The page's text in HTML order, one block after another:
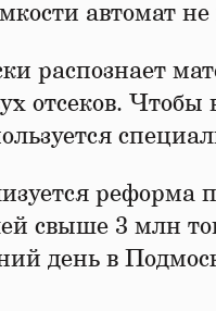
автомат
распознает
отсеков.
свыше 3 млн
день в